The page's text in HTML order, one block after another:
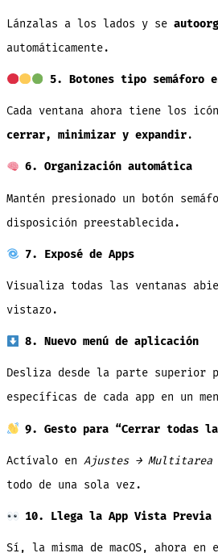
Lánzalas a los lados y se
automáticamente.
5. Botones tipo semáforo
Cada ventana ahora tiene los
cerrar, minimizar y expandir.
6. Organización automática
Mantén presionado un botón
disposición preestablecida.
7. Exposé de Apps
Visualiza todas las ventanas
vistazo.
8. Nuevo menú de aplicación
Desliza desde la parte superior
específicas de cada app en un
9. Gesto para “Cerrar todas
Actívalo en Ajustes → Multitarea
todo de una sola vez.
10. Llega la App Vista Previa
Sí, la misma de macOS, ahora